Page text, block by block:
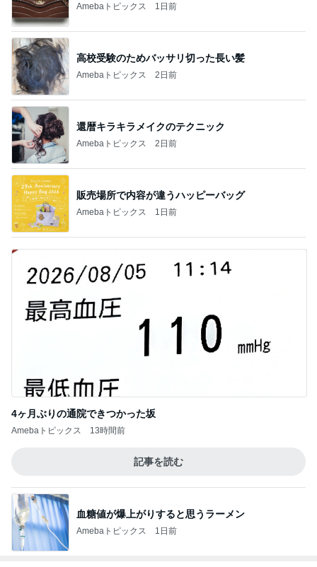
Amebaトピックス 1日前
高校受験のためバッサリ切った長い髪
Amebaトピックス 2日前
還暦キラキラメイクのテクニック
Amebaトピックス 2日前
販売場所で内容が違うハッピーバッグ
Amebaトピックス 1日前
4ヶ月ぶりの通院できつかった坂
Amebaトピックス 13時間前
記事を読む
血糖値が爆上がりすると思うラーメン
Amebaトピックス 1日前